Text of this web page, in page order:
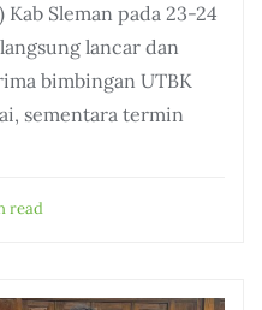
Sleman pada 23-24
lancar dan
bimbingan UTBK
sementara termin
read